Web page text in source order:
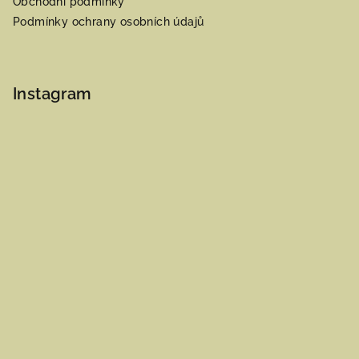
Podmínky ochrany osobních údajů
Instagram